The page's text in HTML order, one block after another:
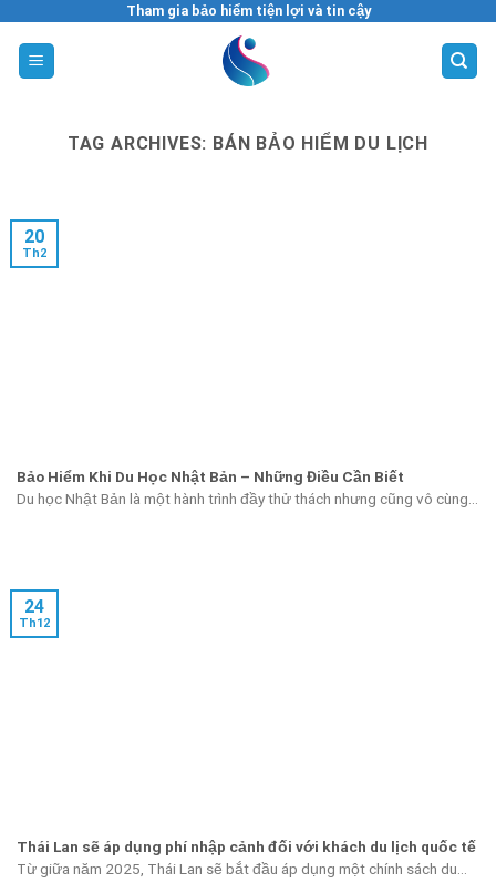
content
Tham gia bảo hiểm tiện lợi và tin cậy
TAG ARCHIVES: BÁN BẢO HIỂM DU LỊCH
Bảo Hiểm Khi Du Học Nhật Bản – Những Điều Cần Biết
Du học Nhật Bản là một hành trình đầy thử thách nhưng cũng vô cùng...
20
Th2
Thái Lan sẽ áp dụng phí nhập cảnh đối với khách du lịch quốc tế
Từ giữa năm 2025, Thái Lan sẽ bắt đầu áp dụng một chính sách du...
24
Th12